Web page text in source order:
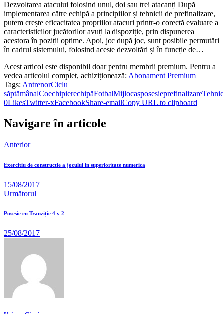
Dezvoltarea atacului folosind unul, doi sau trei atacanți După
implementarea către echipă a principiilor și tehnicii de prefinalizare,
putem crește eficacitatea propriilor atacuri printr-o corectă evaluare a
caracteristicilor jucătorilor avuți la dispoziție, prin dispunerea
acestora în poziții optime. Apoi, joc după joc, sunt posibile permutări
în cadrul sistemului, folosind aceste dezvoltări și în funcție de…
Acest articol este disponibil doar pentru membrii premium. Pentru a
vedea articolul complet, achiziționează: Abonament Premium
Tags: AntrenorCiclu
săptămânalCoechipierechipăFotbalMijlocașposesieprefinalizare
0LikesTwitter-xFacebookShare-emailCopy URL to clipboard
Navigare în articole
Anterior
Exercitiu de constructie a jocului in superioritate numerica
15/08/2017
Următorul
Posesie cu Tranziție 4 v 2
25/08/2017